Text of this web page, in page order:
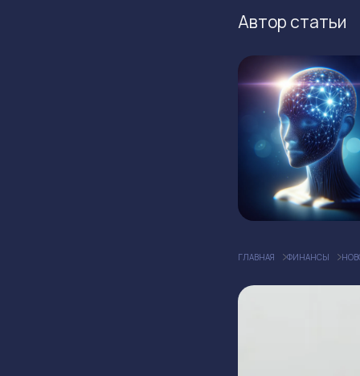
Автор статьи
ГЛАВНАЯ ФИНАНСЫ